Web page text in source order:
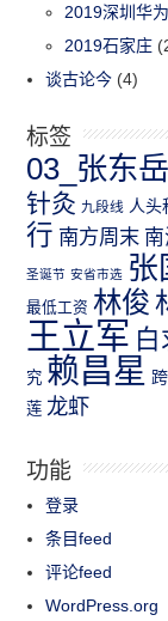
2019深圳华
2019石家庄
谈古论今 (4)
标签
03_张东
针灸 九段线 人头
行 南方周末
圣诞节 安省市选 张
最低工资 林俊
王立军 白
究 赖昌星
莲 龙虾
功能
登录
条目feed
评论feed
WordPress.org